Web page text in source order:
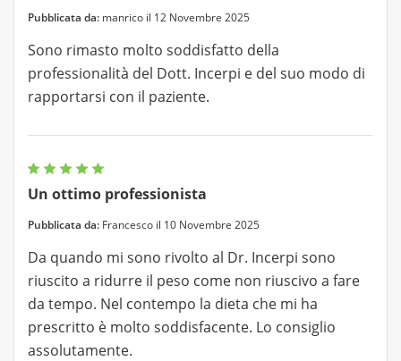
Pubblicata da: manrico il 12 Novembre 2025
Sono rimasto molto soddisfatto della
professionalità del Dott. Incerpi e del suo modo di
rapportarsi con il paziente.
Un ottimo professionista
Pubblicata da: Francesco il 10 Novembre 2025
Da quando mi sono rivolto al Dr. Incerpi sono
riuscito a ridurre il peso come non riuscivo a fare
da tempo. Nel contempo la dieta che mi ha
prescritto è molto soddisfacente. Lo consiglio
assolutamente.